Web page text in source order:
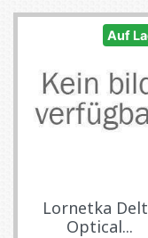
Auf
Lornetka
Optical...